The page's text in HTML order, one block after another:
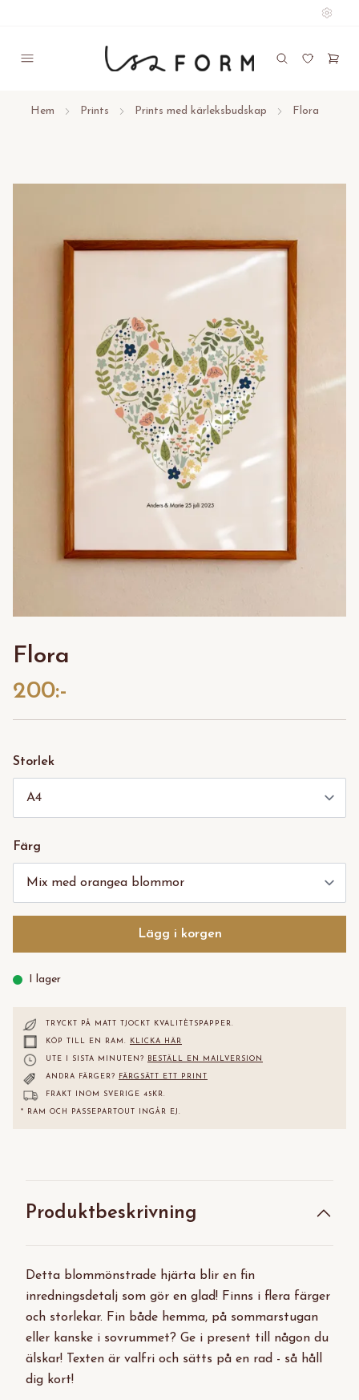
Hem Prints Prints med kärleksbudskap Flora
Flora
200:-
Storlek
Färg
Lägg i korgen
I lager
TRYCKT PÅ MATT TJOCKT KVALITÈTS PAPPER.
KÖP TILL EN RAM. KLICKA HÄR
UTE I SISTA MINUTEN? BESTÄLL EN MAILVERSION
ANDRA FÄRGER? FÄRGSÄTT ETT PRINT
FRAKT INOM SVERIGE 45KR.
* RAM OCH PASSEPARTOUT INGÅR EJ.
Produktbeskrivning
Detta blommönstrade hjärta blir en fin
inredningsdetalj som gör en glad! Finns i flera färger
och storlekar. Fin både hemma, på sommarstugan
eller kanske i sovrummet? Ge i present till någon du
älskar! Texten är valfri och sätts på en rad - så håll
dig kort!